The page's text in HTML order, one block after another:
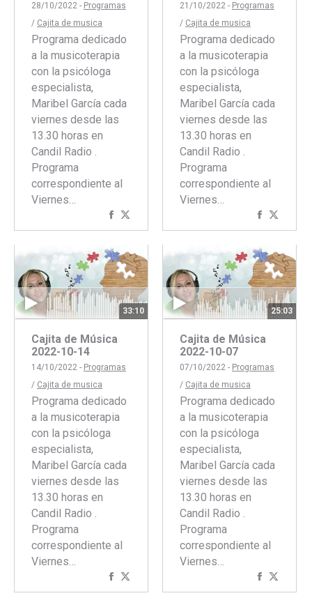
28/10/2022 - Programas
/ Cajita de musica
Programa dedicado
a la musicoterapia
con la psicóloga
especialista,
Maribel García cada
viernes desde las
13.30 horas en
Candil Radio .
Programa
correspondiente al
Viernes…
Compartir
con
Facebook
con
Twitter
21/10/2022 - Programas
/ Cajita de musica
Programa dedicado
a la musicoterapia
con la psicóloga
especialista,
Maribel García cada
viernes desde las
13.30 horas en
Candil Radio .
Programa
correspondiente al
Viernes…
Compartir
concon
33:10
Cajita de Música
2022-10-14
14/10/2022 - Programas
/ Cajita de musica
Programa dedicado
a la musicoterapia
con la psicóloga
especialista,
Maribel García cada
viernes desde las
13.30 horas en
Candil Radio .
Programa
correspondiente al
Viernes…
Compartir
concon
25:03
Cajita de Música
2022-10-07
07/10/2022 - Programas
/ Cajita de musica
Programa dedicado
a la musicoterapia
con la psicóloga
especialista,
Maribel García cada
viernes desde las
13.30 horas en
Candil Radio .
Programa
correspondiente al
Viernes…
Compartir
concon